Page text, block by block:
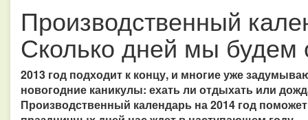
Производственный
Сколько дней мы будем
2013 год подходит к концу, и многие уже
новогодние каникулы: ехать ли отдыхать или
Производственный календарь на 2014 год